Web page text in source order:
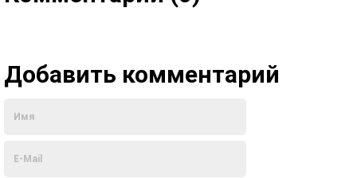
Добавить комментарий